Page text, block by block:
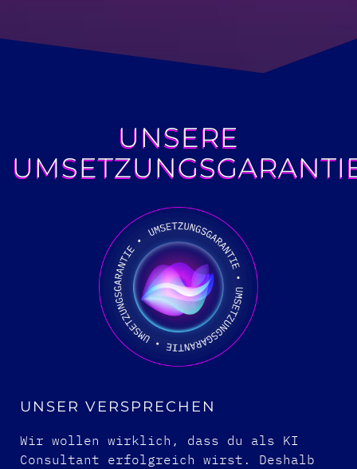
UNSERE
UNSER VERSPRECHEN
Wir wollen wirklich, dass du als KI
Consultant erfolgreich wirst. Deshalb